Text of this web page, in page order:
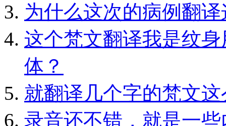
为什么这次的病例翻
这个梵文翻译我是纹
体？
就翻译几个字的梵文
录音还不错，就是一